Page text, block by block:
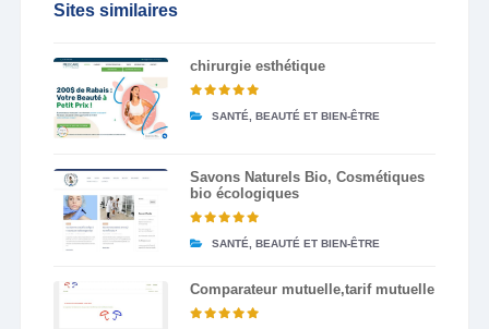
Sites similaires
chirurgie esthétique
SANTÉ, BEAUTÉ ET BIEN-ÊTRE
Savons Naturels Bio, Cosmétiques
bio écologiques
SANTÉ, BEAUTÉ ET BIEN-ÊTRE
Comparateur mutuelle,tarif mutuelle